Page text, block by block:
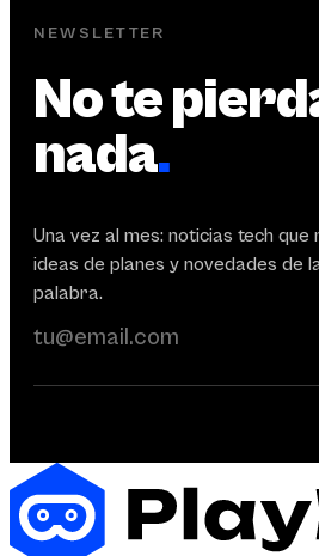
NEWSLETTER
No te
nada.
Una vez al mes: noticias tech que
ideas de planes y novedades de
palabra.